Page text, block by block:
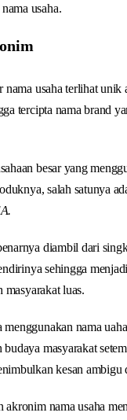
usaha.
nama usaha terlihat
tercipta nama brand
besar yang
salah satunya
diambil dari
sehingga
masyarakat luas.
nama
budaya masyarakat
kesan ambigu
akronim nama usaha